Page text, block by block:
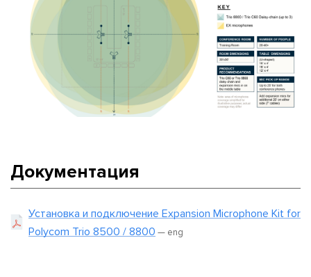
Документация
Установка и подключение Expansion Microphone Kit for
Polycom Trio 8500 / 8800 — eng